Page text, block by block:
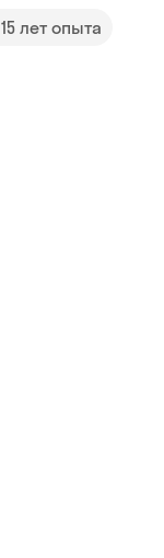
15 лет опыта